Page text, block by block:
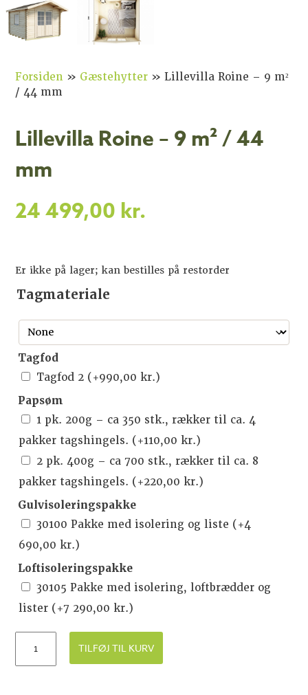
Forsiden » Gæstehytter »Lillevilla Roine – 9 m²
/ 44 mm
Lillevilla Roine – 9 m² / 44
mm
24 499,00 kr.
Er ikke på lager; kan bestilles på restorder
Tagmateriale
Tagfod
Tagfod 2 (+990,00 kr.)
Papsøm
1 pk. 200g – ca 350 stk., rækker til ca. 4
pakker tagshingels. (+110,00 kr.)
2 pk. 400g – ca 700 stk., rækker til ca. 8
pakker tagshingels. (+220,00 kr.)
Gulvisoleringspakke
30100 Pakke med isolering og liste (+4
690,00 kr.)
Loftisoleringspakke
30105 Pakke med isolering, loftbrædder og
lister (+7 290,00 kr.)
TILFØJ TIL KURV